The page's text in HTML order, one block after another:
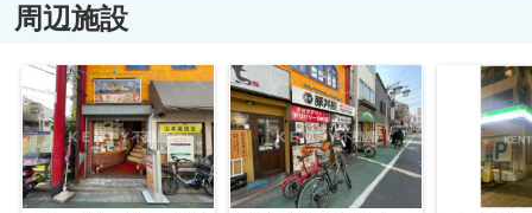
周辺施設